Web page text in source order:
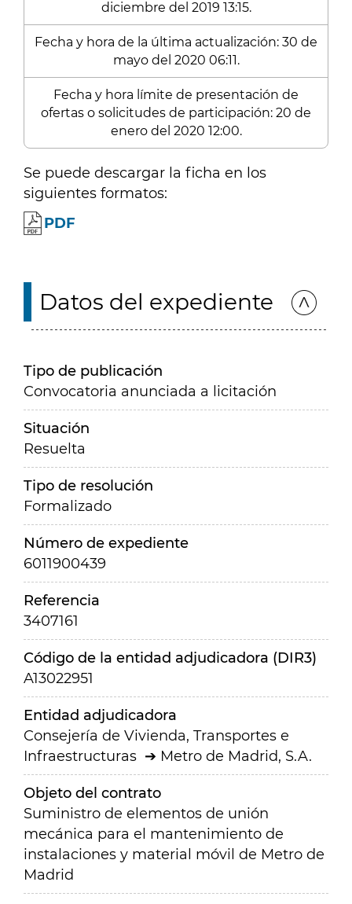
diciembre del 2019 13:15.
Fecha y hora de la última actualización: 30 de
mayo del 2020 06:11.
Fecha y hora límite de presentación de
ofertas o solicitudes de participación: 20 de
enero del 2020 12:00.
Se puede descargar la ficha en los
siguientes formatos:
PDF
Datos del expediente
Tipo de publicación
Convocatoria anunciada a licitación
Situación
Resuelta
Tipo de resolución
Formalizado
Número de expediente
6011900439
Referencia
3407161
Código de la entidad adjudicadora (DIR3)
A13022951
Entidad adjudicadora
Consejería de Vivienda, Transportes e
Infraestructuras
Metro de Madrid, S.A.
Objeto del contrato
Suministro de elementos de unión
mecánica para el mantenimiento de
instalaciones y material móvil de Metro de
Madrid